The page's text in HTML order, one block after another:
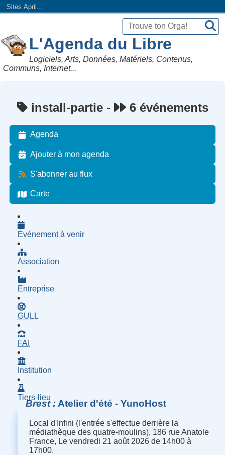
Sites April...
L'Agenda du Libre
Logiciels, Arts, Données, Matériels, Contenus,
Communs, Internet...
install-partie - 6 événements
Agenda
Ajouter à mon agenda
S'abonner au flux
Carte
Événement à venir
Association
Entreprise
GULL
FAI
Institution
Tiers-lieu
Brest Atelier d'été - YunoHost
Local d'Infini (l'entrée s'effectue derrière la
médiathèque des quatre-moulins), 186 rue Anatole
France, Le vendredi 21 août 2026 de 14h00 à
17h00.